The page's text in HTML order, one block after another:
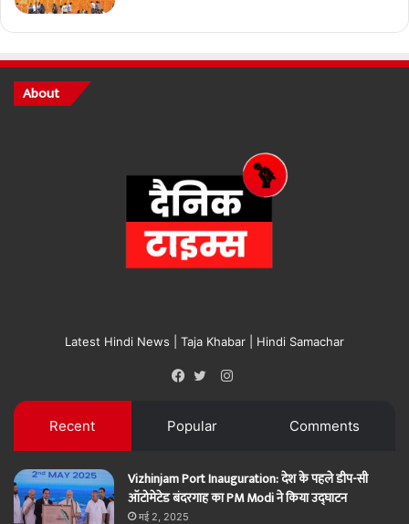
About
Latest Hindi News | Taja Khabar | Hindi Samachar
Instagram
Recent Popular Comments
Vizhinjam Port Inauguration: देश के पहले डीप-सी
ऑटोमेटेड बंदरगाह का PM Modi ने किया उद्घाटन
मई 2, 2025